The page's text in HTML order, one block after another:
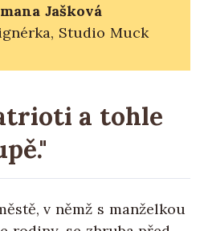
Jašková
Studio Muck
a tohle
v němž s manželkou